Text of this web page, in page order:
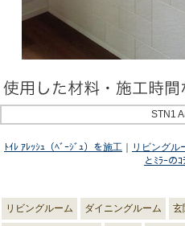
STN1
ﾄｲﾚ ｱﾚｯｼｭ（ﾍﾞｰｼﾞｭ）を施工 ｜ リビングル
とﾐﾗｰの
リビングルーム ダイニングルーム 玄